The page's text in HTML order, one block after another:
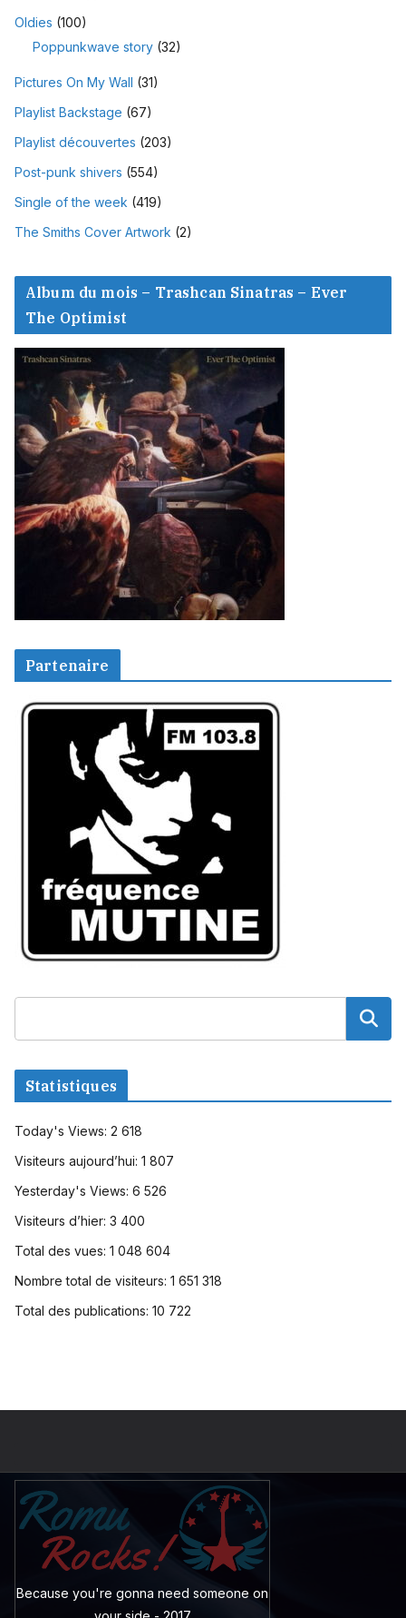
Oldies (100)
Poppunkwave story (32)
Pictures On My Wall (31)
Playlist Backstage (67)
Playlist découvertes (203)
Post-punk shivers (554)
Single of the week (419)
The Smiths Cover Artwork (2)
Album du mois – Trashcan Sinatras – Ever
The Optimist
Partenaire
Statistiques
Today's Views: 2 618
Visiteurs aujourd’hui: 1 807
Yesterday's Views: 6 526
Visiteurs d’hier: 3 400
Total des vues: 1 048 604
Nombre total de visiteurs: 1 651 318
Total des publications: 10 722
Because you're gonna need someone on